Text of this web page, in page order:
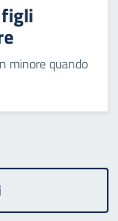
minore quando